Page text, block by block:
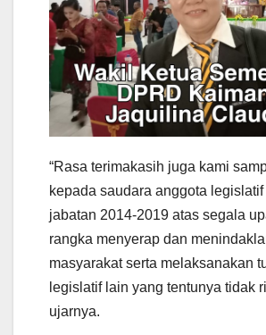
“Rasa terimakasih juga kami
kepada saudara anggota legislatif
jabatan 2014-2019 atas segala
rangka menyerap dan
masyarakat serta melaksanakan
legislatif lain yang tentunya tidak
ujarnya.